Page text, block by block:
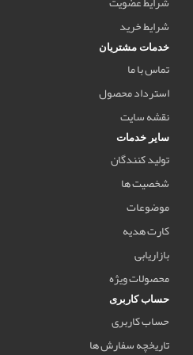
شرایط خرید
خدمات مشتریان
تماس با ما
استرداد محصول
نقشه سایت
سایر خدمات
تولید کنندگان
شخصیت ها
موضوعات
کارت هدیه
بازاریابی
محصولات ویژه
حساب کاربری
حساب کاربری
تاریخچه سفارش ها